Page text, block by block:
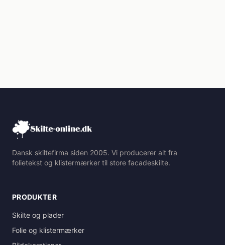
Dansk skiltefirma siden 2005. Vi producerer alt fra
folietekst og klistermærker til store facadeskilte.
PRODUKTER
Skilte og plader
Folie og klistermærker